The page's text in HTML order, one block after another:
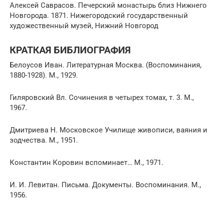
Алексей Саврасов. Печерский монастырь близ Нижнего
Новгорода. 1871. Нижегородский государственный
художественный музей, Нижний Новгород
КРАТКАЯ БИБЛИОГРАФИЯ
Белоусов Иван. Литературная Москва. (Воспоминания,
1880-1928). М., 1929.
Гиляровский Вл. Сочинения в четырех томах, т. 3. М.,
1967.
Дмитриева Н. Московское Училище живописи, ваяния и
зодчества. М., 1951.
Константин Коровин вспоминает… М., 1971.
И. И. Левитан. Письма. Документы. Воспоминания. М.,
1956.